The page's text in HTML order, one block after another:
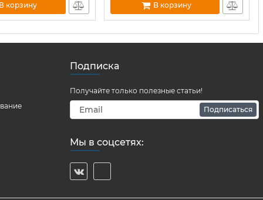
корзину В корзину
Подписка
Получайте только полезные статьи!
Подписаться
Мы в соцсетях: